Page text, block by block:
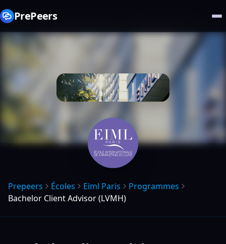
PrePeers
Prepeers Écoles Eiml Paris
Programmes
Bachelor Client Advisor (LVMH)